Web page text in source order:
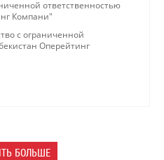
ответственностью
Компани"
с ограниченной
Оперейтинг
БОЛЬШЕ